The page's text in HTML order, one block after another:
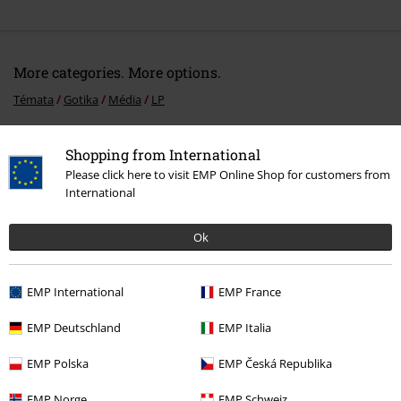
Shopping from International
Please click here to visit EMP Online Shop for customers from
International
Ok
EMP International EMP France
EMP Deutschland EMP Italia
EMP Polska EMP Česká Republika
More categories. More options.
Témata Gotika Média LP
Merch kapel Média LP
E-Mail Newsletter
Získejte 20% slevový poukaz, když se přihlásíte
teď!